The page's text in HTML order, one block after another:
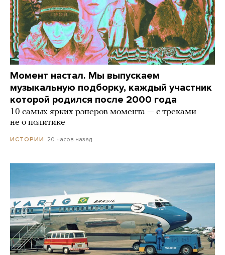
Момент настал. Мы выпускаем
музыкальную подборку, каждый участник
которой родился после 2000 года
10 самых ярких рэперов момента — с треками
не о политике
ИСТОРИИ 20 часов назад